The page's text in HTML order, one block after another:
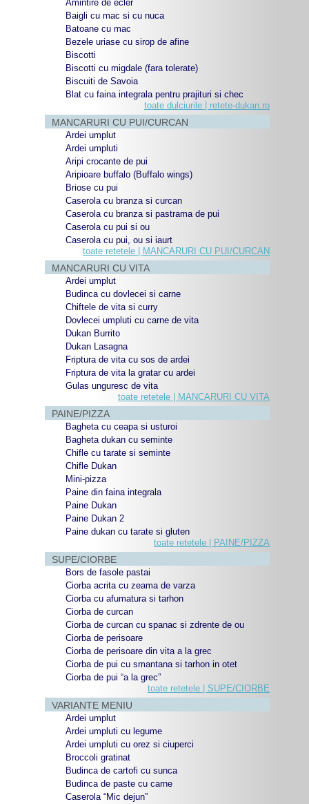
Amintire de ecler
Baigli cu mac si cu nuca
Batoane cu mac
Bezele uriase cu sirop de afine
Biscotti
Biscotti cu migdale (fara tolerate)
Biscuiti de Savoia
Blat cu faina integrala pentru prajituri si chec
toate dulciurile | retete-dukan.ro
MANCARURI CU PUI/CURCAN
Ardei umplut
Ardei umpluti
Aripi crocante de pui
Aripioare buffalo (Buffalo wings)
Briose cu pui
Caserola cu branza si curcan
Caserola cu branza si pastrama de pui
Caserola cu pui si ou
Caserola cu pui, ou si iaurt
toate retetele | MANCARURI CU PUI/CURCAN
MANCARURI CU VITA
Ardei umplut
Budinca cu dovlecei si carne
Chiftele de vita si curry
Dovlecei umpluti cu carne de vita
Dukan Burrito
Dukan Lasagna
Friptura de vita cu sos de ardei
Friptura de vita la gratar cu ardei
Gulas unguresc de vita
toate retetele | MANCARURI CU VITA
PAINE/PIZZA
Bagheta cu ceapa si usturoi
Bagheta dukan cu seminte
Chifle cu tarate si seminte
Chifle Dukan
Mini-pizza
Paine din faina integrala
Paine Dukan
Paine Dukan 2
Paine dukan cu tarate si gluten
toate retetele | PAINE/PIZZA
SUPE/CIORBE
Bors de fasole pastai
Ciorba acrita cu zeama de varza
Ciorba cu afumatura si tarhon
Ciorba de curcan
Ciorba de curcan cu spanac si zdrente de ou
Ciorba de perisoare
Ciorba de perisoare din vita a la grec
Ciorba de pui cu smantana si tarhon in otet
Ciorba de pui “a la grec”
toate retetele | SUPE/CIORBE
VARIANTE MENIU
Ardei umplut
Ardei umpluti cu legume
Ardei umpluti cu orez si ciuperci
Broccoli gratinat
Budinca de cartofi cu sunca
Budinca de paste cu carne
Caserola “Mic dejun”